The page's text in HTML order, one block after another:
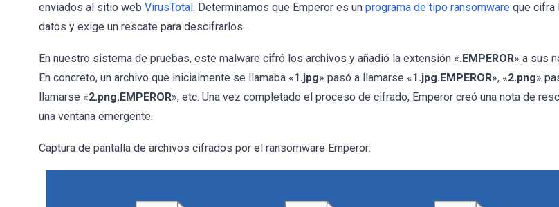
enviados al sitio web VirusTotal. Determinamos que Emperor es un programa de tipo ransomware que cifra
datos y exige un rescate para descifrarlos.
En nuestro sistema de pruebas, este malware cifró los archivos y añadió la extensión «.EMPEROR» a sus
En concreto, un archivo que inicialmente se llamaba «1.jpg» pasó a llamarse «1.jpg.EMPEROR», «2.png»
llamarse «2.png.EMPEROR», etc. Una vez completado el proceso de cifrado, Emperor creó una nota de
una ventana emergente.
Captura de pantalla de archivos cifrados por el ransomware Emperor: